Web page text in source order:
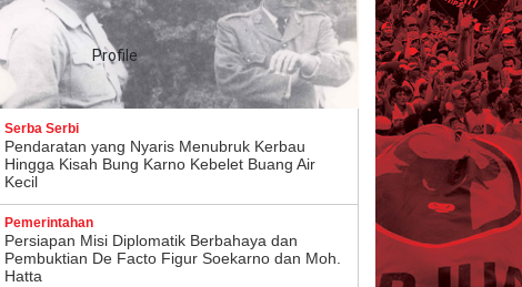
Profile
Serba Serbi
Pendaratan yang Nyaris Menubruk Kerbau
Hingga Kisah Bung Karno Kebelet Buang Air
Kecil
Pemerintahan
Persiapan Misi Diplomatik Berbahaya dan
Pembuktian De Facto Figur Soekarno dan Moh.
Hatta